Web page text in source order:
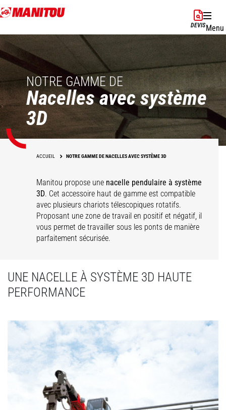
Aller
au
principal
DEVISMenu
NOTRE GAMME DE
Nacelles avec système
3D
ACCUEIL NOTRE GAMME DE NACELLES AVEC SYSTÈME 3D
Manitou propose une nacelle pendulaire à système
3D. Cet accessoire haut de gamme est compatible
avec plusieurs chariots télescopiques rotatifs.
Proposant une zone de travail en positif et négatif, il
vous permet de travailler sous les ponts de manière
parfaitement sécurisée.
UNE NACELLE À SYSTÈME 3D HAUTE
PERFORMANCE